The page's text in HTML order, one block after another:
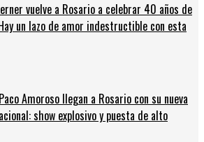
vuelve a Rosario a celebrar 40 años de
un lazo de amor indestructible con esta
Amoroso llegan a Rosario con su nueva
show explosivo y puesta de alto